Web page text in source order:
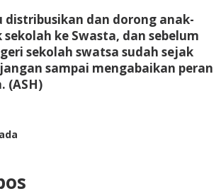
distribusikan dan dorong anak-
ke Swasta, dan sebelum
sekolah swatsa sudah sejak
sampai mengabaikan peran
(ASH)